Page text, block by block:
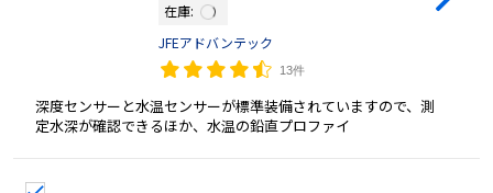
在庫:
JFEアドバンテック
13件
深度センサーと水温センサーが標準装備されていますので、測
定水深が確認できるほか、水温の鉛直プロファイ